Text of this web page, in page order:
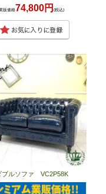
販価格74,800円(税込)
ブルソファ VC2P58K